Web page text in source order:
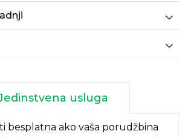
usluga
besplatna ako vaša porudžbina